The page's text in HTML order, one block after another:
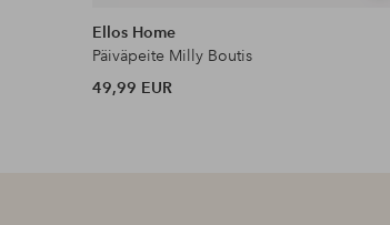
Ellos Home
Päiväpeite Milly Boutis
49,99 EUR